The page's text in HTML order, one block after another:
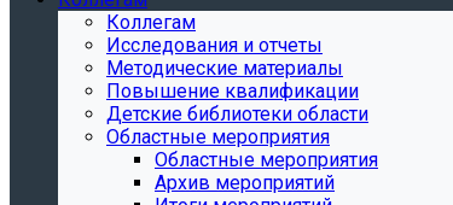
Коллегам
Исследования и отчеты
Методические материалы
Повышение квалификации
Детские библиотеки области
Областные мероприятия
Областные мероприятия
Архив мероприятий